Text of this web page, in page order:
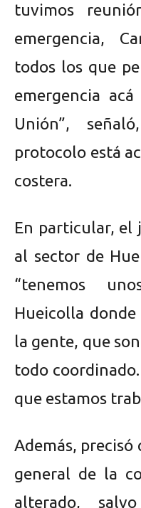
tuvimos
emergencia,
todos los que
emergencia
Unión”,
protocolo está
costera.
En particular, el
al sector de
“tenemos
Hueicolla
la gente, que
todo
que estamos
Además,
general de la
alterado,